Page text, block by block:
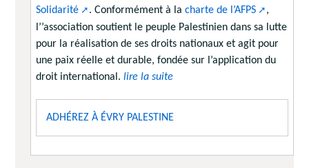
Solidarité . Conformément à la charte de l’AFPS
,
l’’association soutient le peuple Palestinien dans sa lutte
pour la réalisation de ses droits nationaux et agit pour
une paix réelle et durable, fondée sur l’application du
droit international. lire la suite
ADHÉREZ À ÉVRY PALESTINE